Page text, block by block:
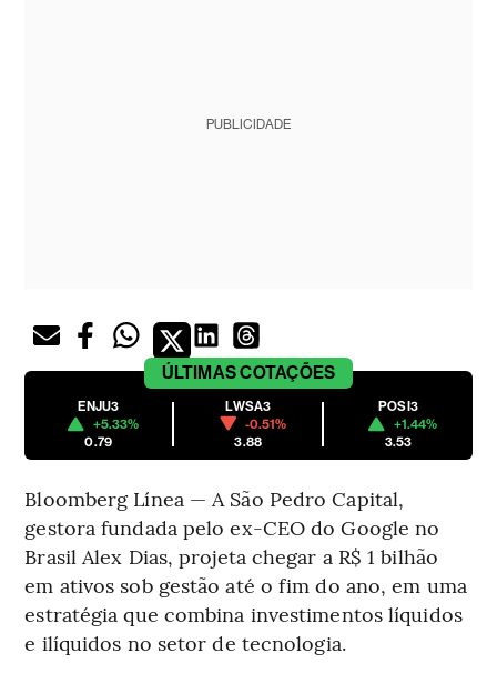
PUBLICIDADE
ÚLTIMASCOTAÇÕES
ENJU3
+5.33%
0.79
LWSA3
-0.51%
3.88
POSI3
+1.44%
3.53
Bloomberg Línea — A São Pedro Capital,
gestora fundada pelo ex-CEO do Google no
Brasil Alex Dias, projeta chegar a R$ 1 bilhão
em ativos sob gestão até o fim do ano, em uma
estratégia que combina investimentos líquidos
e ilíquidos no setor de tecnologia.